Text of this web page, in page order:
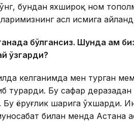
бундан яхшироқ ном
асл исмига
бўлгансиз. Шунда ҳам
ўзгарди?
келганимда мен турган
турарди. Бу сафар
ёруғлик шаҳрига ўхшарди.
билан менда Астана